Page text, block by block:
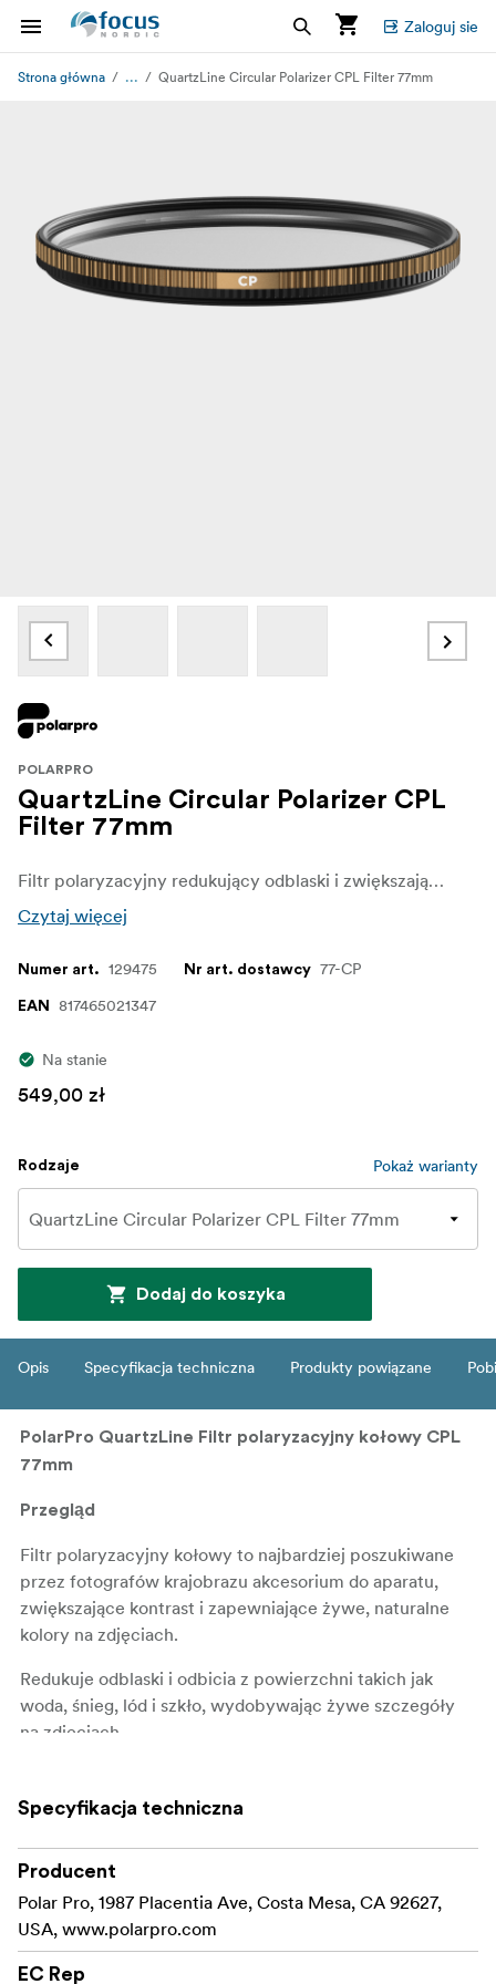
Zaloguj sie
Strona główna ... QuartzLine Circular Polarizer CPL Filter 77mm
POLARPRO
QuartzLine Circular Polarizer CPL
Filter 77mm
Filtr polaryzacyjny redukujący odblaski i zwiększający wierność kolorów.
Czytaj więcej
Numer art. 129475 Nr art. dostawcy 77-CP
EAN 817465021347
Na stanie
549,00 zł
Rodzaje Pokaż warianty
Dodaj do koszyka
Opis Specyfikacja techniczna Produkty powiązane
PolarPro QuartzLine Filtr polaryzacyjny kołowy CPL
77mm
Przegląd
Filtr polaryzacyjny kołowy to najbardziej poszukiwane
przez fotografów krajobrazu akcesorium do aparatu,
zwiększające kontrast i zapewniające żywe, naturalne
kolory na zdjęciach.
Redukuje odblaski i odbicia z powierzchni takich jak
woda, śnieg, lód i szkło, wydobywając żywe szczegóły
na zdjęciach.
niebem i liśćmi, przyciemnia niebo i usuwa niechciane
Dostępny w różnych rozmiarach, aby dopasować się do
obiektywów, CP jest idealny zarówno dla amatorów, jak i
profesjonalnych fotografów, którzy chcą podnieść
poziom swojego rzemiosła.
Specyfikacja techniczna
Producent
Polar Pro, 1987 Placentia Ave, Costa Mesa, CA 92627,
USA, www.polarpro.com
EC Rep